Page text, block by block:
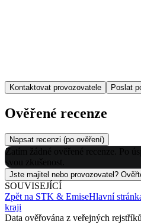
Kontaktovat provozovatele Poslat
Ověřené recenze
Napsat recenzi (po ověření)
Zatím žádné ověřené recenze. Po
svou zkušenost.
Jste majitel nebo provozovatel?
SOUVISEJÍCÍ
Zpět na STK & EmiseHlavní
kraji
Data ověřována z veřejných